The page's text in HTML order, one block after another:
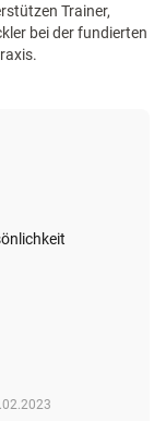
Trainer,
bei der fundierten